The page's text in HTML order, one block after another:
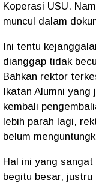
Koperasi USU.
muncul dalam
Ini tentu
dianggap tidak
Bahkan rektor
Ikatan Alumni
kembali
lebih parah lagi,
belum
Hal ini yang
begitu besar,